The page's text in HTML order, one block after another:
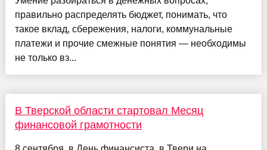
правильно распределять бюджет, понимать, что
такое вклад, сбережения, налоги, коммунальные
платежи и прочие смежные понятия — необходимы
не только вз...
В Тверской области стартовал Месяц
финансовой грамотности